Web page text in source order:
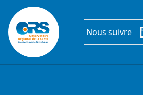
Aller au contenu principal
Nous suivre